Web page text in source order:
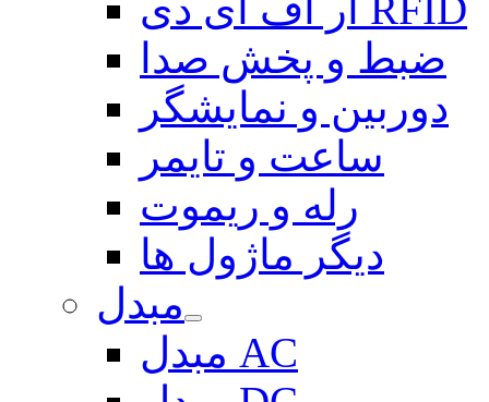
ضبط و پخش صدا
دوربین و نمایشگر
ساعت و تایمر
رله و ریموت
دیگر ماژول ها
مبدل
مبدل AC